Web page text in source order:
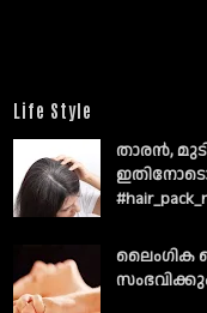
Life Style
താരൻ,
ലൈംഗിക
സംഭവിക്കും